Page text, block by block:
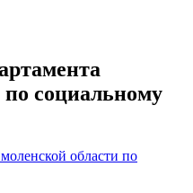
социальному
области по